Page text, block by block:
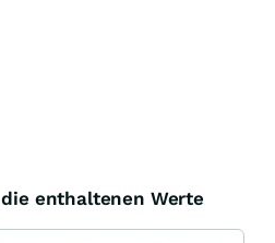
enthaltenen Werte